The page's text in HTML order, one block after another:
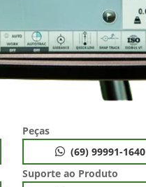
Peças
(69) 99991-1640
Suporte ao Produto